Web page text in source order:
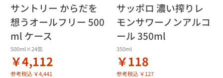
サントリー からだを
想うオールフリー 500
ml ケース
500ml×24缶
￥4,112
参考税込 ￥4,441
サッポロ 濃い搾りレ
モンサワーノンアルコ
ール 350ml
350ml
￥118
参考税込 ￥127